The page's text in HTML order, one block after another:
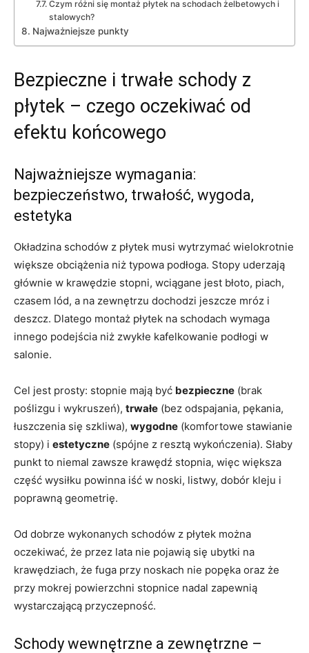
Czym różni się montaż płytek na schodach żelbetowych i
stalowych?
Najważniejsze punkty
Bezpieczne i trwałe schody z
płytek – czego oczekiwać od
efektu końcowego
Najważniejsze wymagania:
bezpieczeństwo, trwałość, wygoda,
estetyka
Okładzina schodów z płytek musi wytrzymać wielokrotnie
większe obciążenia niż typowa podłoga. Stopy uderzają
głównie w krawędzie stopni, wciągane jest błoto, piach,
czasem lód, a na zewnętrzu dochodzi jeszcze mróz i
deszcz. Dlatego montaż płytek na schodach wymaga
innego podejścia niż zwykłe kafelkowanie podłogi w
salonie.
Cel jest prosty: stopnie mają być bezpieczne (brak
poślizgu i wykruszeń), trwałe (bez odspajania, pękania,
łuszczenia się szkliwa), wygodne (komfortowe stawianie
stopy) i estetyczne (spójne z resztą wykończenia). Słaby
punkt to niemal zawsze krawędź stopnia, więc większa
część wysiłku powinna iść w noski, listwy, dobór kleju i
poprawną geometrię.
Od dobrze wykonanych schodów z płytek można
oczekiwać, że przez lata nie pojawią się ubytki na
krawędziach, że fuga przy noskach nie popęka oraz że
przy mokrej powierzchni stopnice nadal zapewnią
wystarczającą przyczepność.
Schody wewnętrzne a zewnętrzne –